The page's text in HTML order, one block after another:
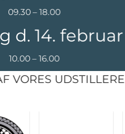
09.30 – 18.00
d. 14. februar
10.00 – 16.00
VORES UDSTILLERE